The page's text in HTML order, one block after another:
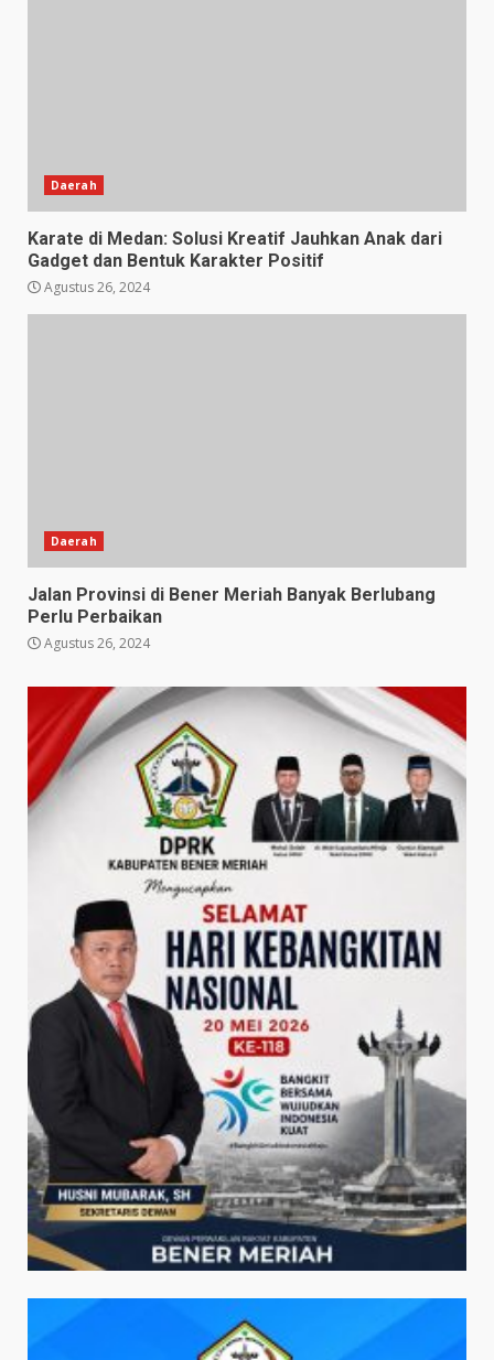
Daerah
Karate di Medan: Solusi Kreatif Jauhkan Anak dari
Gadget dan Bentuk Karakter Positif
Agustus 26, 2024
Daerah
Jalan Provinsi di Bener Meriah Banyak Berlubang
Perlu Perbaikan
Agustus 26, 2024